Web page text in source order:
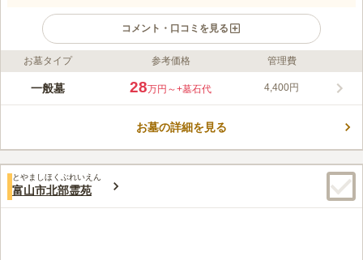
コメント・口コミを見る
ライフドット編集部のコメント
宗教不問で利用できる民営の霊園です。 一般墓の区画は3.96㎡
ン・キホーテ、コンビニなどがあるのでお墓参りの買い出しには
口コミ評価
この霊園はまだ誰からも評価されていません。
お墓タイプ 参考価格 管理費
一般墓 28万円～+墓石代 4,400円
お墓の詳細を見る
とやましほくぶれいえん
富山市北部霊苑